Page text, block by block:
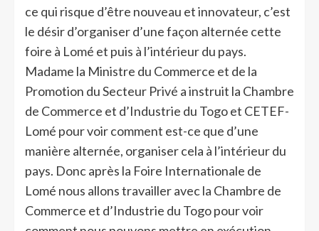
ce qui risque d’être nouveau et innovateur, c’est
le désir d’organiser d’une façon alternée cette
foire à Lomé et puis à l’intérieur du pays.
Madame la Ministre du Commerce et de la
Promotion du Secteur Privé a instruit la Chambre
de Commerce et d’Industrie du Togo et CETEF-
Lomé pour voir comment est-ce que d’une
manière alternée, organiser cela à l’intérieur du
pays. Donc après la Foire Internationale de
Lomé nous allons travailler avec la Chambre de
Commerce et d’Industrie du Togo pour voir